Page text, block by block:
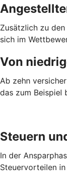
Zusätzlich zu
sich im
Von
Ab zehn
das zum Beispiel
Steuern
In der
Steuervorteilen